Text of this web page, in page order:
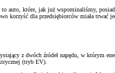
które, jak już wspominaliśmy,
korzyść dla przedsiębiorców miała
z dwóch źródeł napędu, w którym
(tryb EV).